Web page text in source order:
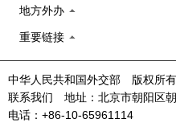
地方外办
重要链接
中华人民共和国外交部 版权所有
联系我们 地址：北京市朝阳区
电话：+86-10-65961114